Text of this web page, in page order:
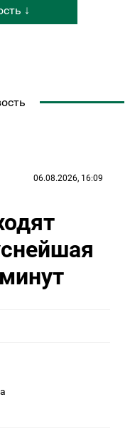
↓
06.08.2026, 16:09